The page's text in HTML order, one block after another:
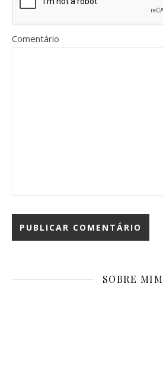
Comentário
SOBRE MIM